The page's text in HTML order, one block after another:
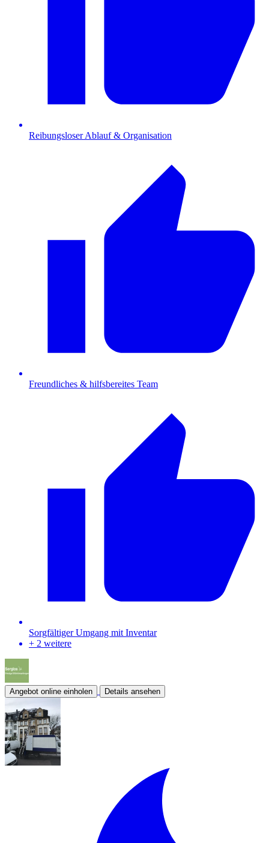
Reibungsloser Ablauf & Organisation
Freundliches & hilfsbereites Team
Sorgfältiger Umgang mit Inventar
+ 2 weitere
Angebot online einholen Details ansehen